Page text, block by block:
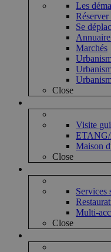
Les
Se
Annuaire
Marchés
Close
Visite
Maison
Close
Services
Multi-
Close